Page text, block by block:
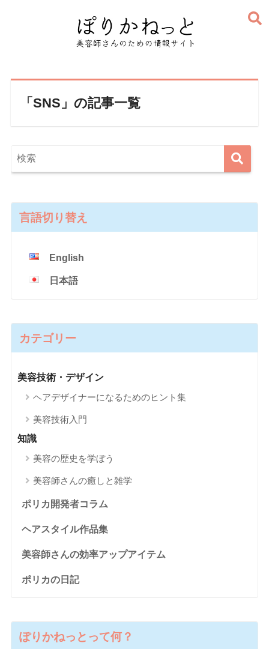
「SNS」の記事一覧
言語切り替え
English
日本語
カテゴリー
美容技術・デザイン
ヘアデザイナーになるためのヒント集
美容技術入門
知識
美容の歴史を学ぼう
美容師さんの癒しと雑学
ポリカ開発者コラム
ヘアスタイル作品集
美容師さんの効率アップアイテム
ポリカの日記
ぽりかねっとって何？